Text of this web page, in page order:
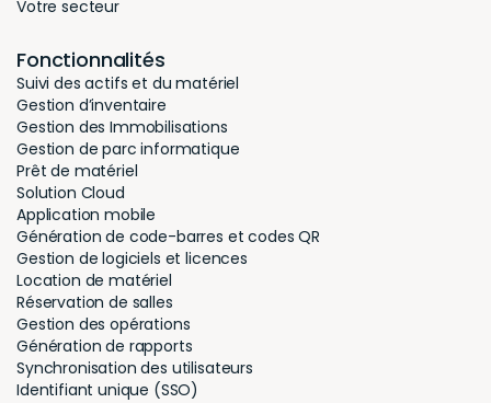
Votre secteur
Fonctionnalités
Suivi des actifs et du matériel
Gestion d’inventaire
Gestion des Immobilisations
Gestion de parc informatique
Prêt de matériel
Solution Cloud
Application mobile
Génération de code-barres et codes QR
Gestion de logiciels et licences
Location de matériel
Réservation de salles
Gestion des opérations
Génération de rapports
Synchronisation des utilisateurs
Identifiant unique (SSO)